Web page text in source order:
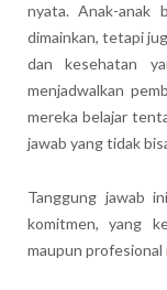
nyata. Anak-anak
dimainkan, tetapi
dan kesehatan
menjadwalkan
mereka belajar
jawab yang tidak
Tanggung jawab
komitmen, yang
maupun profesional